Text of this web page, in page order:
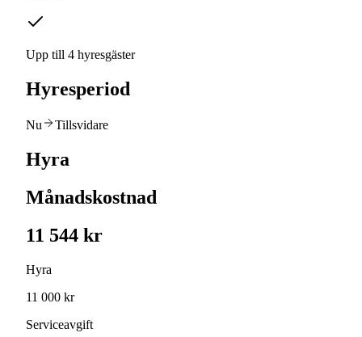
Upp till 4 hyresgäster
Hyresperiod
Nu Tillsvidare
Hyra
Månadskostnad
11 544 kr
Hyra
11 000 kr
Serviceavgift